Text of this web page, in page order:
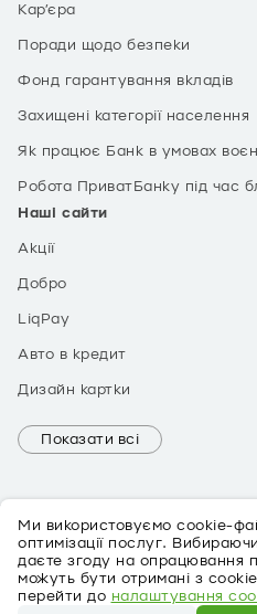
Ми використовуємо cookie-
оптимізації послуг.
даєте згоду на опрацювання
можуть бути отримані з
перейти до налаштування
Кар’єра
Поради щодо безпеки
Фонд гарантування вкладів
Захищені категорії населення
Як працює Банк в умовах
Робота ПриватБанку під час
Наші сайти
Акції
Добро
LiqPay
Авто в кредит
Дизайн картки
Показати всі
EN